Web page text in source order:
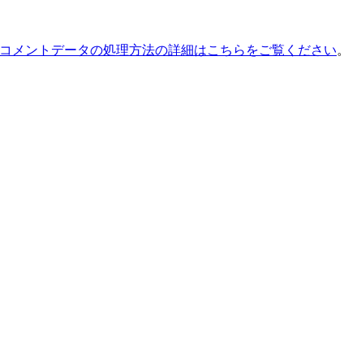
コメントデータの処理方法の詳細はこちらをご覧ください。